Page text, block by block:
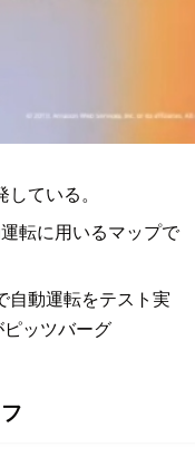
ている。
転に用いるマップで
自動運転をテスト実
ッツバーグ